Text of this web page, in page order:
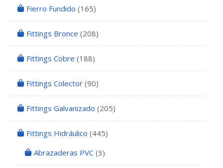
Fierro Fundido (165)
Fittings Bronce (208)
Fittings Cobre (188)
Fittings Colector (90)
Fittings Galvanizado (205)
Fittings Hidráulico (445)
Abrazaderas PVC (3)